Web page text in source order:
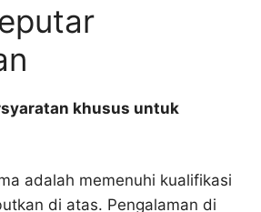
khusus untuk
adalah memenuhi kualifikasi
di atas. Pengalaman di